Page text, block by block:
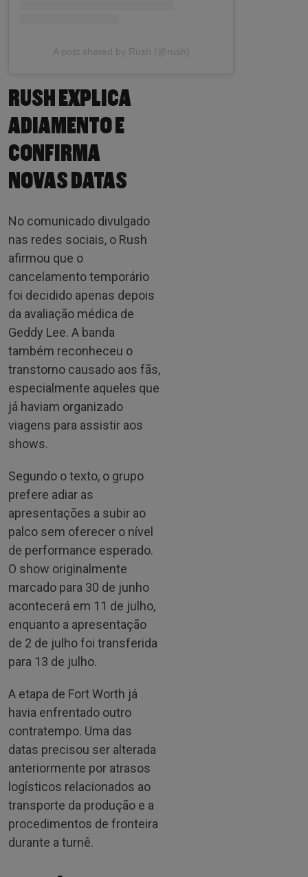
A post shared by Rush (@rush)
RUSH EXPLICA
ADIAMENTO E
CONFIRMA
NOVAS DATAS
No comunicado divulgado
nas redes sociais, o Rush
afirmou que o
cancelamento temporário
foi decidido apenas depois
da avaliação médica de
Geddy Lee. A banda
também reconheceu o
transtorno causado aos fãs,
especialmente aqueles que
já haviam organizado
viagens para assistir aos
shows.
Segundo o texto, o grupo
prefere adiar as
apresentações a subir ao
palco sem oferecer o nível
de performance esperado.
O show originalmente
marcado para 30 de junho
acontecerá em 11 de julho,
enquanto a apresentação
de 2 de julho foi transferida
para 13 de julho.
A etapa de Fort Worth já
havia enfrentado outro
contratempo. Uma das
datas precisou ser alterada
anteriormente por atrasos
logísticos relacionados ao
transporte da produção e a
procedimentos de fronteira
durante a turnê.